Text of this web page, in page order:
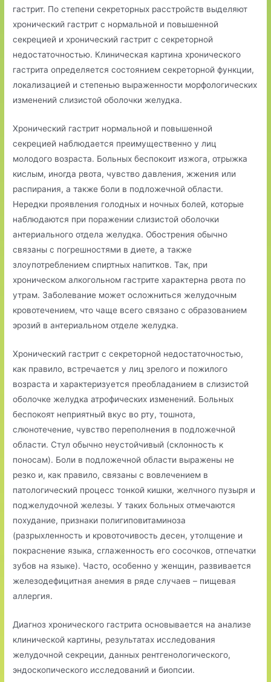
гастрит. По степени секреторных расстройств выделяют
хронический гастрит с нормальной и повышенной
секрецией и хронический гастрит с секреторной
недостаточностью. Клиническая картина хронического
гастрита определяется состоянием секреторной функции,
локализацией и степенью выраженности морфологических
изменений слизистой оболочки желудка.
Хронический гастрит нормальной и повышенной
секрецией наблюдается преимущественно у лиц
молодого возраста. Больных беспокоит изжога, отрыжка
кислым, иногда рвота, чувство давления, жжения или
распирания, а также боли в подложечной области.
Нередки проявления голодных и ночных болей, которые
наблюдаются при поражении слизистой оболочки
антериального отдела желудка. Обострения обычно
связаны с погрешностями в диете, а также
злоупотреблением спиртных напитков. Так, при
хроническом алкогольном гастрите характерна рвота по
утрам. Заболевание может осложниться желудочным
кровотечением, что чаще всего связано с образованием
эрозий в антериальном отделе желудка.
Хронический гастрит с секреторной недостаточностью,
как правило, встречается у лиц зрелого и пожилого
возраста и характеризуется преобладанием в слизистой
оболочке желудка атрофических изменений. Больных
беспокоят неприятный вкус во рту, тошнота,
слюнотечение, чувство переполнения в подложечной
области. Стул обычно неустойчивый (склонность к
поносам). Боли в подложечной области выражены не
резко и, как правило, связаны с вовлечением в
патологический процесс тонкой кишки, желчного пузыря и
поджелудочной железы. У таких больных отмечаются
похудание, признаки полигиповитаминоза
(разрыхленность и кровоточивость десен, утолщение и
покраснение языка, сглаженность его сосочков, отпечатки
зубов на языке). Часто, особенно у женщин, развивается
железодефицитная анемия в ряде случаев – пищевая
аллергия.
Диагноз хронического гастрита основывается на анализе
клинической картины, результатах исследования
желудочной секреции, данных рентгенологического,
эндоскопического исследований и биопсии.